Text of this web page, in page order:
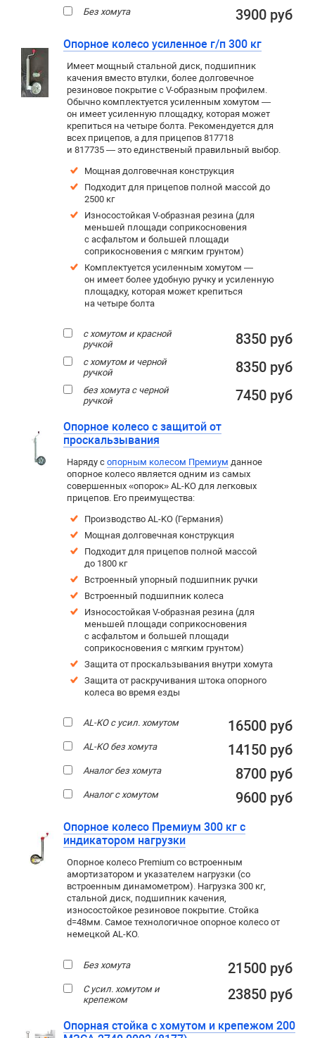
Без хомута 3900 руб
Опорное колесо усиленное г/п 300 кг
Имеет мощный стальной диск, подшипник
качения вместо втулки, более долговечное
резиновое покрытие c V-образным профилем.
Обычно комплектуется усиленным хомутом —
он имеет усиленную площадку, которая может
крепиться на четыре болта. Рекомендуется для
всех прицепов, а для прицепов 817718
и 817735 — это единственый правильный выбор.
Мощная долговечная конструкция
Подходит для прицепов полной массой до
2500 кг
Износостойкая V-образная резина (для
меньшей площади соприкосновения
с асфальтом и большей площади
соприкосновения с мягким грунтом)
Комплектуется усиленным хомутом —
он имеет более удобную ручку и усиленную
площадку, которая может крепиться
на четыре болта
с хомутом и красной
ручкой
8350 руб
с хомутом и черной
ручкой
8350 руб
без хомута с черной
ручкой
7450 руб
Опорное колесо с защитой от
проскальзывания
Наряду с опорным колесом Премиум данное
опорное колесо является одним из самых
совершенных «опорок» AL-KO для легковых
прицепов. Его преимущества:
Производство AL-KO (Германия)
Мощная долговечная конструкция
Подходит для прицепов полной массой
до 1800 кг
Встроенный упорный подшипник ручки
Встроенный подшипник колеса
Износостойкая V-образная резина (для
меньшей площади соприкосновения
с асфальтом и большей площади
соприкосновения с мягким грунтом)
Защита от проскальзывания внутри хомута
Защита от раскручивания штока опорного
колеса во время езды
AL-KO с усил. хомутом 16500 руб
AL-KO без хомута 14150 руб
Аналог без хомута 8700 руб
Аналог с хомутом 9600 руб
Опорное колесо Премиум 300 кг с
индикатором нагрузки
Опорное колесо Premium со встроенным
амортизатором и указателем нагрузки (со
встроенным динамометром). Нагрузка 300 кг,
стальной диск, подшипник качения,
износостойкое резиновое покрытие. Стойка
d=48мм. Самое технологичное опорное колесо от
немецкой AL-KO.
Без хомута 21500 руб
С усил. хомутом и
крепежом
23850 руб
Опорная стойка с хомутом и крепежом 200